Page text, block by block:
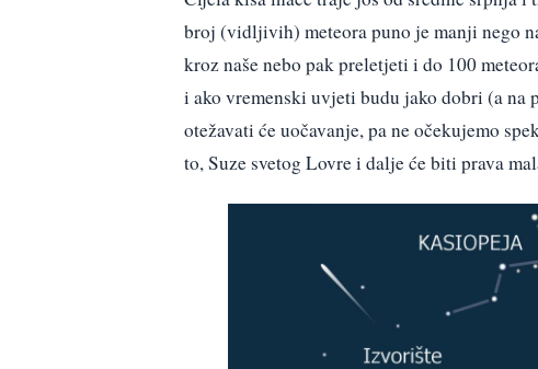
broj (vidljivih) meteora puno je manji nego
kroz naše nebo pak preletjeti i do 100
i ako vremenski uvjeti budu jako dobri (a
otežavati će uočavanje, pa ne očekujemo
to, Suze svetog Lovre i dalje će biti prava